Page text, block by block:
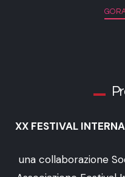
XX FESTIVAL
una collaborazione